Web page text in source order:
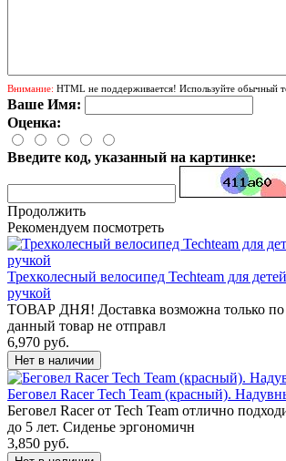
Внимание: HTML не поддерживается! Используйте обычный
Ваше Имя:
Оценка:
Введите код, указанный на картинке:
Продолжить
Рекомендуем посмотреть
Трехколесный велосипед Techteam для
ручкой
ТОВАР ДНЯ! Доставка возможна только
данный товар не отправл
6,970 руб.
Беговел Racer Tech Team (красный).
Беговел Racer от Tech Team отлично
до 5 лет. Сиденье эргономичн
3,850 руб.